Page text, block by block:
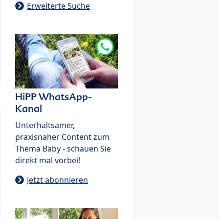
Erweiterte Suche
HiPP WhatsApp-
Kanal
Unterhaltsamer,
praxisnaher Content zum
Thema Baby - schauen Sie
direkt mal vorbei!
Jetzt abonnieren